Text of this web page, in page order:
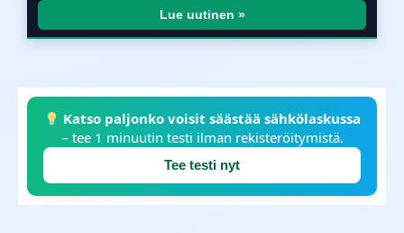
Lue uutinen »
Katso paljonko voisit säästää sähkölaskussa
– tee 1 minuutin testi ilman rekisteröitymistä.
Tee testi nyt